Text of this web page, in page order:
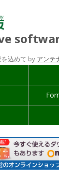
込めて by アンテ